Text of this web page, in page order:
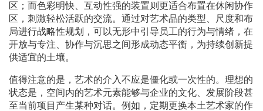
区；而色彩明快、互动性强的装置则更适合布置在休闲协作
区，刺激轻松活跃的交流。通过对艺术品的类型、尺度和布
局进行战略性规划，可以无形中引导员工的行为与情绪，在
开放与专注、协作与沉思之间形成动态平衡，为持续创新提
供适宜的土壤。
值得注意的是，艺术的介入不应是僵化或一次性的。理想的
状态是，空间内的艺术元素能够与企业的文化、发展阶段甚
至当前项目产生某种对话。例如，定期更换本土艺术家的作